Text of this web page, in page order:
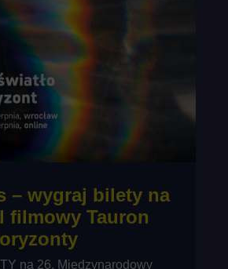
– wygraj bilety na
filmowy Tauron
na 26. Międzynarodowy